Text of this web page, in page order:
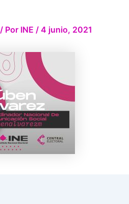
/ Por INE / 4 junio, 2021